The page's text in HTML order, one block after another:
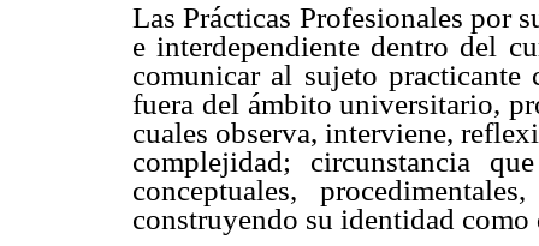
Las Prácticas Profesionales por
e interdependiente dentro del
comunicar al sujeto
fuera del ámbito universitario,
cuales observa, interviene,
complejidad; circunstancia
conceptuales,
construyendo su identidad como